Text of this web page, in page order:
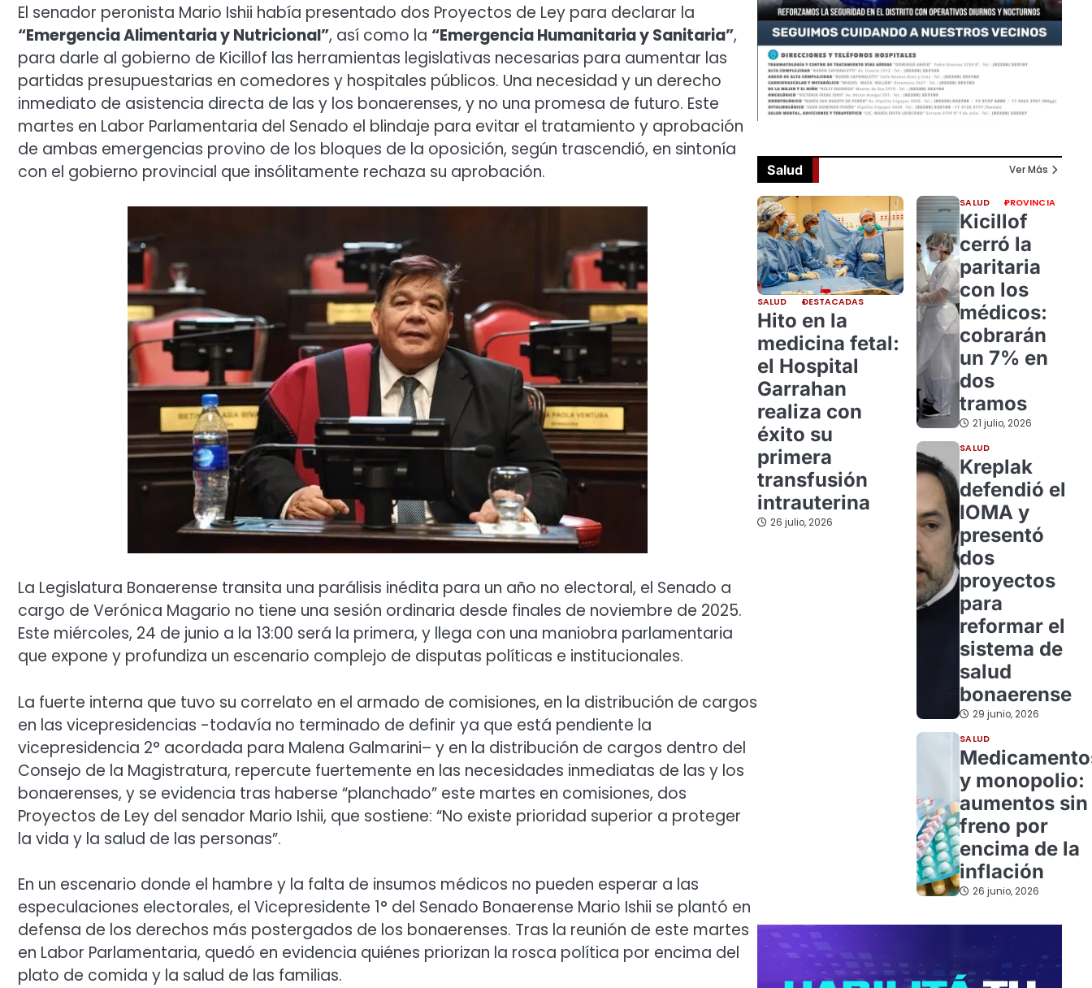
El senador peronista Mario Ishii había presentado dos Proyectos de Ley para declarar la
“Emergencia Alimentaria y Nutricional”, así como la “Emergencia Humanitaria y Sanitaria”,
para darle al gobierno de Kicillof las herramientas legislativas necesarias para aumentar las
partidas presupuestarias en comedores y hospitales públicos. Una necesidad y un derecho
inmediato de asistencia directa de las y los bonaerenses, y no una promesa de futuro. Este
martes en Labor Parlamentaria del Senado el blindaje para evitar el tratamiento y aprobación
de ambas emergencias provino de los bloques de la oposición, según trascendió, en sintonía
con el gobierno provincial que insólitamente rechaza su aprobación.
La Legislatura Bonaerense transita una parálisis inédita para un año no electoral, el Senado a
cargo de Verónica Magario no tiene una sesión ordinaria desde finales de noviembre de 2025.
Este miércoles, 24 de junio a la 13:00 será la primera, y llega con una maniobra parlamentaria
que expone y profundiza un escenario complejo de disputas políticas e institucionales.
La fuerte interna que tuvo su correlato en el armado de comisiones, en la distribución de cargos
en las vicepresidencias -todavía no terminado de definir ya que está pendiente la
vicepresidencia 2° acordada para Malena Galmarini– y en la distribución de cargos dentro del
Consejo de la Magistratura, repercute fuertemente en las necesidades inmediatas de las y los
bonaerenses, y se evidencia tras haberse “planchado” este martes en comisiones, dos
Proyectos de Ley del senador Mario Ishii, que sostiene: “No existe prioridad superior a proteger
la vida y la salud de las personas”.
En un escenario donde el hambre y la falta de insumos médicos no pueden esperar a las
especulaciones electorales, el Vicepresidente 1° del Senado Bonaerense Mario Ishii se plantó en
defensa de los derechos más postergados de los bonaerenses. Tras la reunión de este martes
en Labor Parlamentaria, quedó en evidencia quiénes priorizan la rosca política por encima del
plato de comida y la salud de las familias.
Salud Ver Más
SALUD DESTACADAS
Hito en la
medicina fetal:
el Hospital
Garrahan
realiza con
éxito su
primera
transfusión
intrauterina
26 julio, 2026
SALUD PROVINCIA
Kicillof
cerró la
paritaria
con los
médicos:
cobrarán
un 7% en
dos
tramos
21 julio, 2026
SALUD
Kreplak
defendió el
IOMA y
presentó
dos
proyectos
para
reformar el
sistema de
salud
bonaerense
29 junio, 2026
SALUD
y monopolio:
aumentos sin
freno por
encima de la
inflación
26 junio, 2026